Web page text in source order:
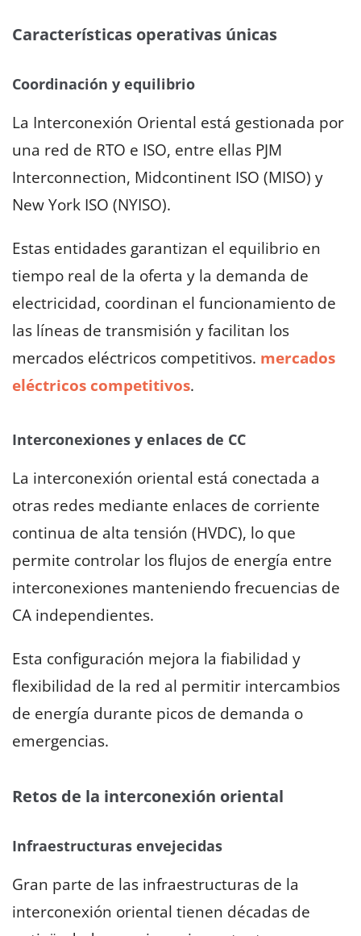
Características operativas únicas
Coordinación y equilibrio
La Interconexión Oriental está gestionada por
una red de RTO e ISO, entre ellas PJM
Interconnection, Midcontinent ISO (MISO) y
New York ISO (NYISO).
Estas entidades garantizan el equilibrio en
tiempo real de la oferta y la demanda de
electricidad, coordinan el funcionamiento de
las líneas de transmisión y facilitan los
mercados eléctricos competitivos. mercados
eléctricos competitivos.
Interconexiones y enlaces de CC
La interconexión oriental está conectada a
otras redes mediante enlaces de corriente
continua de alta tensión (HVDC), lo que
permite controlar los flujos de energía entre
interconexiones manteniendo frecuencias de
CA independientes.
Esta configuración mejora la fiabilidad y
flexibilidad de la red al permitir intercambios
de energía durante picos de demanda o
emergencias.
Retos de la interconexión oriental
Infraestructuras envejecidas
Gran parte de las infraestructuras de la
interconexión oriental tienen décadas de